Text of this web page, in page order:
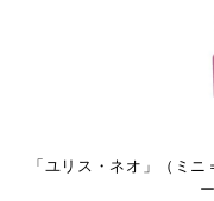
「ユリス・ネオ」（ミ